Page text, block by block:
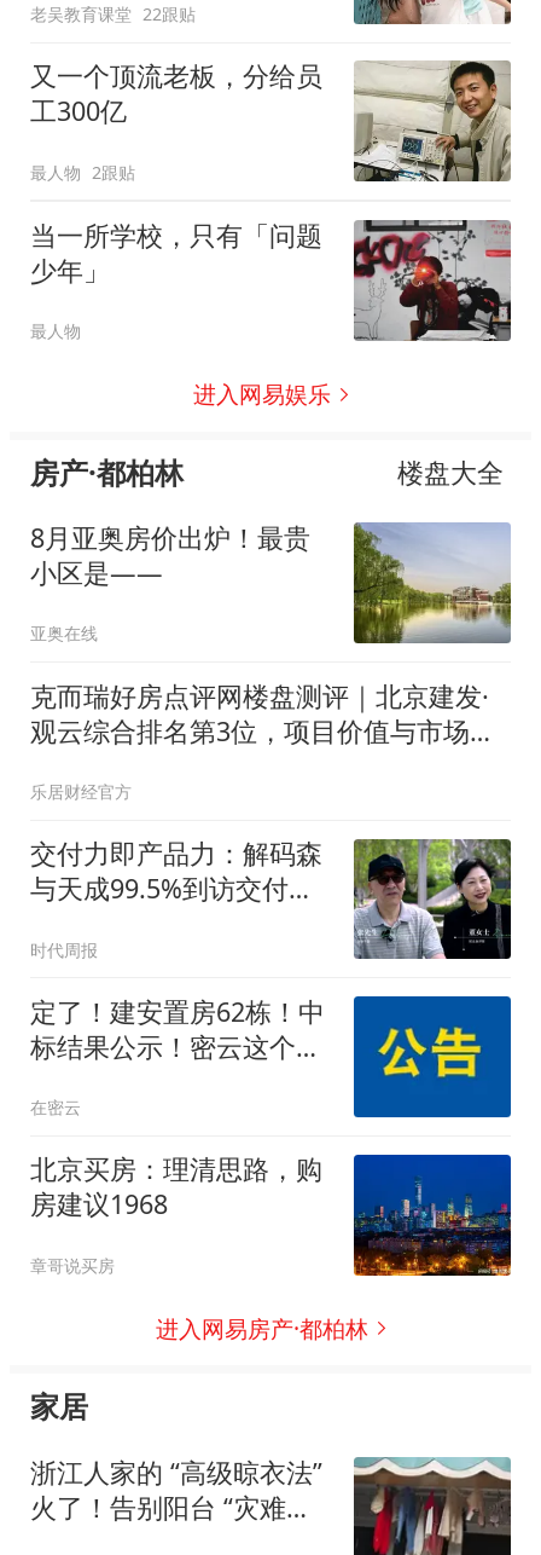
老吴教育课堂 22跟贴
又一个顶流老板，分给员
工300亿
最人物 2跟贴
当一所学校，只有「问题
少年」
最人物
进入网易娱乐
房产·都柏林
楼盘大全
8月亚奥房价出炉！最贵
小区是——
亚奥在线
克而瑞好房点评网楼盘测评｜北京建发·
观云综合排名第3位，项目价值与市场口
乐居财经官方
交付力即产品力：解码森
与天成99.5%到访交付率
时代周报
定了！建安置房62栋！中
标结果公示！密云这个村
在密云
北京买房：理清思路，购
房建议1968
章哥说买房
进入网易房产·都柏林
家居
浙江人家的 “高级晾衣法”
火了！告别阳台 “灾难现